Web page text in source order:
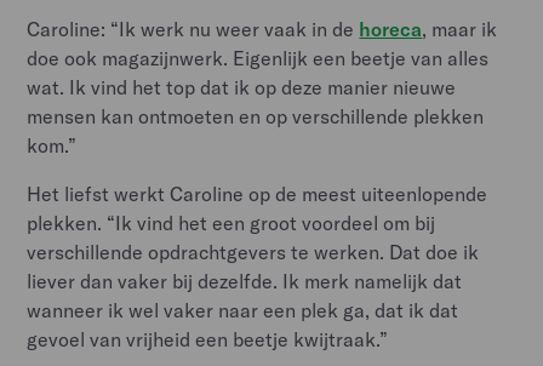
Caroline: “Ik werk nu weer vaak in de horeca, maar ik
doe ook magazijnwerk. Eigenlijk een beetje van alles
wat. Ik vind het top dat ik op deze manier nieuwe
mensen kan ontmoeten en op verschillende plekken
kom.”
Het liefst werkt Caroline op de meest uiteenlopende
plekken. “Ik vind het een groot voordeel om bij
verschillende opdrachtgevers te werken. Dat doe ik
liever dan vaker bij dezelfde. Ik merk namelijk dat
wanneer ik wel vaker naar een plek ga, dat ik dat
gevoel van vrijheid een beetje kwijtraak.”